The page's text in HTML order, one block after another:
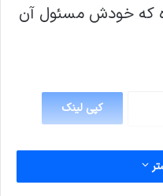
که خودش مسئول آن
کپی لینک